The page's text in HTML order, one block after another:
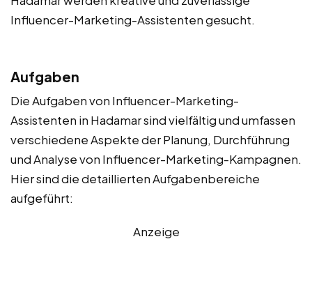
Influencer-Marketing-Assistenten gesucht.
Aufgaben
Die Aufgaben von Influencer-Marketing-
Assistenten in Hadamar sind vielfältig und umfassen
verschiedene Aspekte der Planung, Durchführung
und Analyse von Influencer-Marketing-Kampagnen.
Hier sind die detaillierten Aufgabenbereiche
aufgeführt:
Anzeige